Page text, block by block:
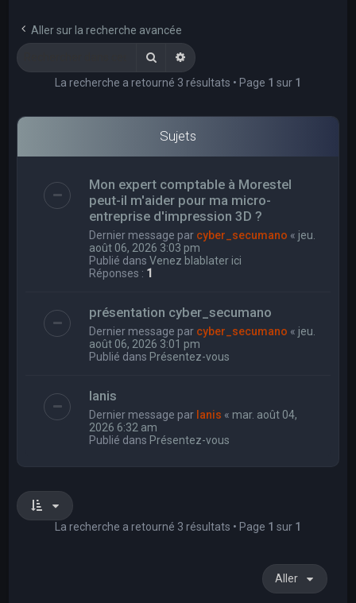
Aller sur la recherche avancée
RechercherRecherche avancée
La recherche a retourné 3 résultats • Page 1 sur 1
Sujets
Mon expert comptable à Morestel
peut-il m'aider pour ma micro-
entreprise d'impression 3D ?
Dernier message par cyber_secumano « jeu.
août 06, 2026 3:03 pm
Publié dansVenez blablater ici
Réponses : 1
présentation cyber_secumano
Dernier message par cyber_secumano « jeu.
août 06, 2026 3:01 pm
Publié dans Présentez-vous
Ianis
Dernier message par Ianis « mar. août 04,
2026 6:32 am
Publié dans Présentez-vous
La recherche a retourné 3 résultats • Page 1 sur 1
Aller